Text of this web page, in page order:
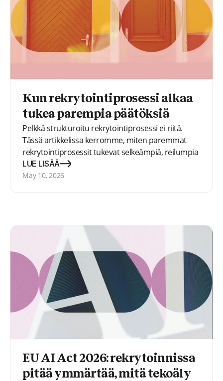
Kun rekrytointiprosessi alkaa
tukea parempia päätöksiä
Pelkkä strukturoitu rekrytointiprosessi ei riitä.
Tässä artikkelissa kerromme, miten paremmat
rekrytointiprosessit tukevat selkeämpiä, reilumpia
ja näyttöön perustuvia päätöksiä.
LUE LISÄÄ
May 10, 2026
EU AI Act 2026: rekrytoinnissa
pitää ymmärtää, mitä tekoäly